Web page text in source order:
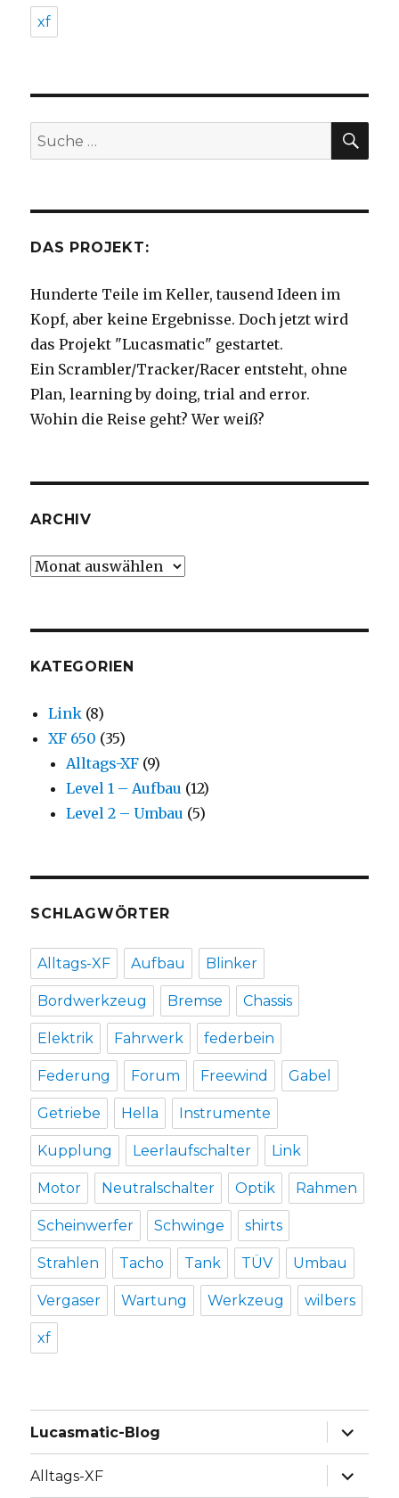
xf
Suche
nach:
DAS PROJEKT:
Hunderte Teile im Keller, tausend Ideen im
Kopf, aber keine Ergebnisse. Doch jetzt wird
das Projekt "Lucasmatic" gestartet.
Ein Scrambler/Tracker/Racer entsteht, ohne
Plan, learning by doing, trial and error.
Wohin die Reise geht? Wer weiß?
ARCHIV
Archiv
KATEGORIEN
Link (8)
XF 650 (35)
Alltags-XF (9)
Level 1 – Aufbau (12)
Level 2 – Umbau (5)
SCHLAGWÖRTER
Alltags-XF Aufbau Blinker
Bordwerkzeug Bremse Chassis
Elektrik Fahrwerk federbein
Federung Forum Freewind Gabel
Getriebe Hella Instrumente
Kupplung Leerlaufschalter Link
Motor Neutralschalter Optik Rahmen
Scheinwerfer Schwinge shirts
Strahlen Tacho Tank TÜV Umbau
Vergaser Wartung Werkzeug wilbers
xf
Lucasmatic-Blog
Alltags-XF